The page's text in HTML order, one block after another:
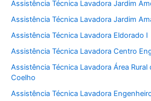
Assistência Técnica Lavadora Jardim
Assistência Técnica Lavadora Jardim
Assistência Técnica Lavadora Eldorado I
Assistência Técnica Lavadora Centro
Assistência Técnica Lavadora Área Rural
Coelho
Assistência Técnica Lavadora